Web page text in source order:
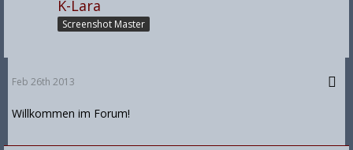
K-Lara
Screenshot Master
Feb 26th 2013
Willkommen im Forum!